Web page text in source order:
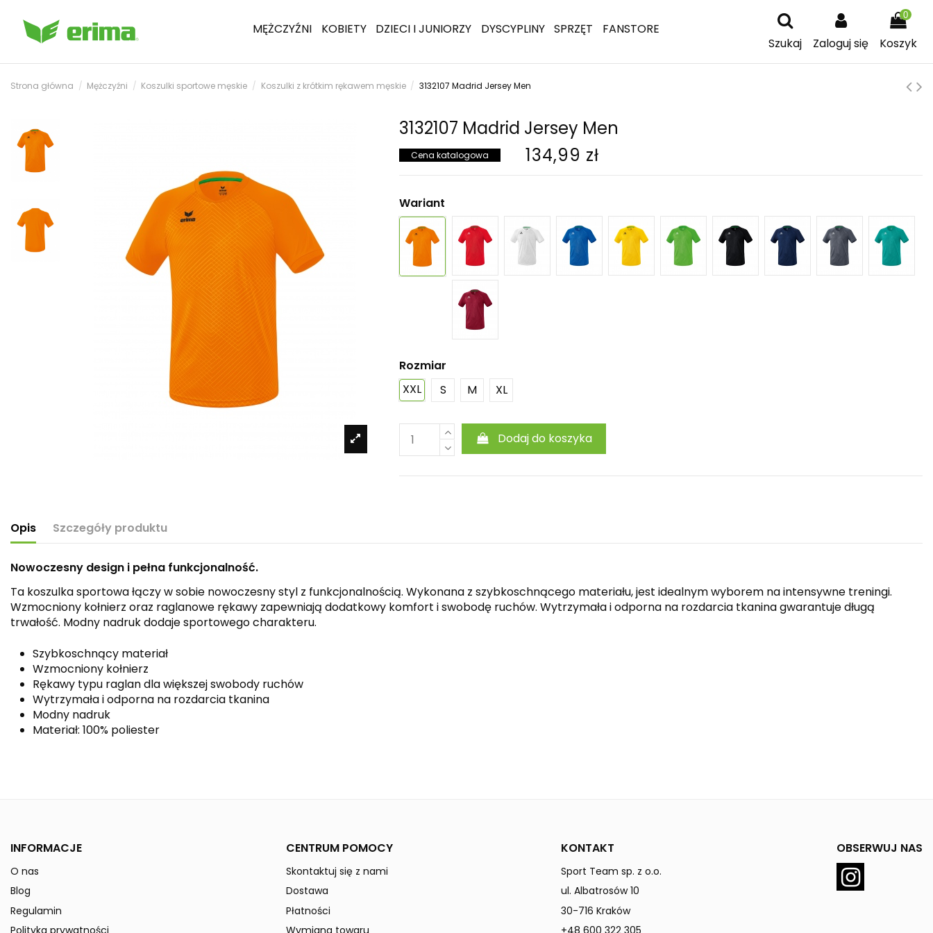
MĘŻCZYŹNI KOBIETY DZIECI I JUNIORZY DYSCYPLINY SPRZĘT
FANSTORE
Szukaj
Zaloguj się
0
Koszyk
Strona główna Mężczyźni Koszulki sportowe męskie Koszulki z krótkim rękawem męskie 3132107 Madrid Jersey Men
3132107 Madrid Jersey Men
Cena katalogowa 134,99 zł
Wariant
Rozmiar
XXL
S M XL
Dodaj do koszyka
Opis Szczegóły produktu
Nowoczesny design i pełna funkcjonalność.
Ta koszulka sportowa łączy w sobie nowoczesny styl z funkcjonalnością. Wykonana z szybkoschnącego materiału, jest idealnym wyborem na intensywne treningi.
Wzmocniony kołnierz oraz raglanowe rękawy zapewniają dodatkowy komfort i swobodę ruchów. Wytrzymała i odporna na rozdarcia tkanina gwarantuje długą
trwałość. Modny nadruk dodaje sportowego charakteru.
Szybkoschnący materiał
Wzmocniony kołnierz
Rękawy typu raglan dla większej swobody ruchów
Wytrzymała i odporna na rozdarcia tkanina
Modny nadruk
Materiał: 100% poliester
Indeks 3132107
W magazynie
ean13
Data dostępności:
» Podmiot odpowiedzialny
INFORMACJE
O nas
Blog
Regulamin
CENTRUM POMOCY
Skontaktuj się z nami
Dostawa
Płatności
KONTAKT
Sport Team sp. z o.o.
ul. Albatrosów 10
30-716 Kraków
OBSERWUJ NAS